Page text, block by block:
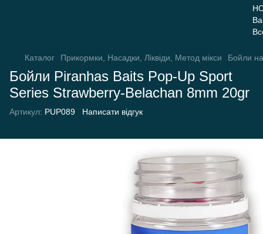
Каталог Прикормки, Насадки, Ліквіди, Метод мікси Бойли
Бойли Piranhas Baits Pop-Up Sport
Series Strawberry-Belachan 8mm 20gr
Артикул: PUP089 Написати відгук